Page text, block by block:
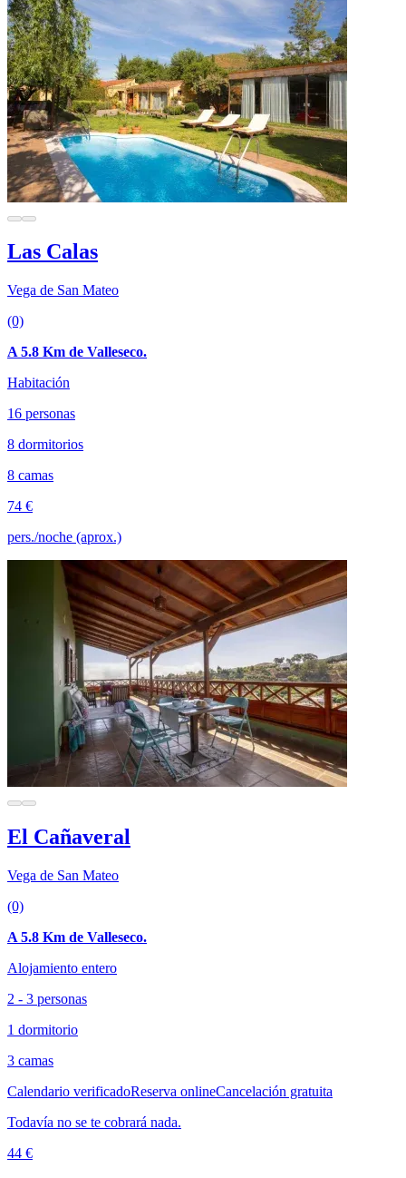
Las Calas
Vega de San Mateo
(0)
A 5.8 Km de Valleseco.
Habitación
16 personas
8 dormitorios
8 camas
74 €
pers./noche (aprox.)
El Cañaveral
Vega de San Mateo
(0)
A 5.8 Km de Valleseco.
Alojamiento entero
2 - 3 personas
1 dormitorio
3 camas
Calendario verificadoReserva onlineCancelación gratuita
Todavía no se te cobrará nada.
44 €